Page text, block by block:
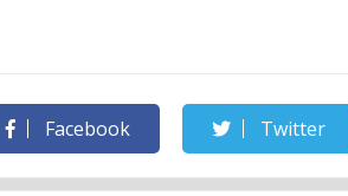
Facebook Twitter